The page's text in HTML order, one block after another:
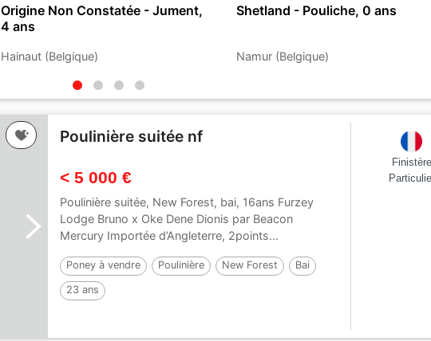
Origine Non Constatée - Jument,
4 ans
Hainaut (Belgique)
Shetland - Pouliche, 0 ans
Namur (Belgique)
Poulinière suitée nf
< 5 000 €
Poulinière suitée, New Forest, bai, 16ans Furzey
Lodge Bruno x Oke Dene Dionis par Beacon
Mercury Importée d’Angleterre, 2points...
Poney à vendre Poulinière New Forest Bai
23 ans
Finistère